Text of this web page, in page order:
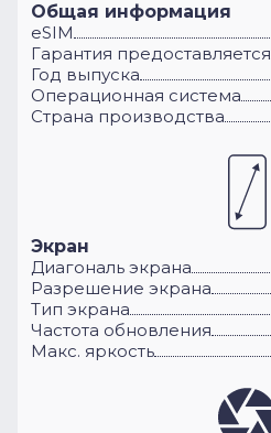
Общая информация
eSIM
Гарантия предоставляется
Год выпуска
Операционная система
Cтрана производства
Экран
Диагональ экрана
Разрешение экрана
Тип экрана
Частота обновления
Макс. яркость